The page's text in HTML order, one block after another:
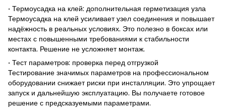
• Термоусадка на клей: дополнительная герметизация узла
Термоусадка на клей усиливает узел соединения и повышает
надёжность в реальных условиях. Это полезно в боксах или
местах с повышенными требованиями к стабильности
контакта. Решение не усложняет монтаж.
• Тест параметров: проверка перед отгрузкой
Тестирование значимых параметров на профессиональном
оборудовании снижает риски при инсталляции. Это упрощает
запуск и дальнейшую эксплуатацию. Вы получаете готовое
решение с предсказуемыми параметрами.